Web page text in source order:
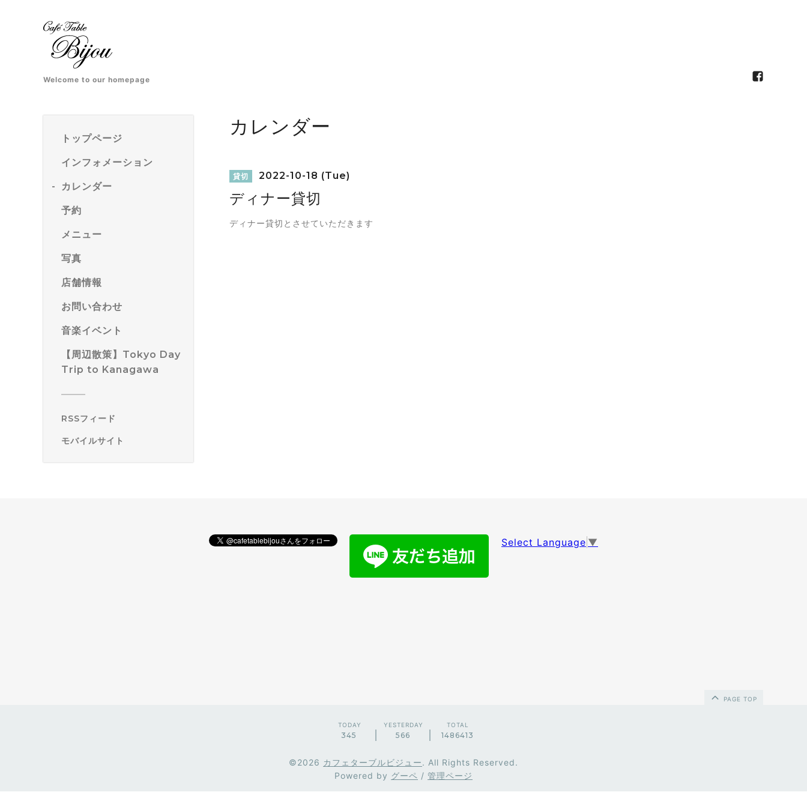
Welcome to our homepage
トップページ
インフォメーション
カレンダー
予約
メニュー
写真
店舗情報
お問い合わせ
音楽イベント
【周辺散策】Tokyo Day
Trip to Kanagawa
RSSフィード
モバイルサイト
カレンダー
貸切 2022-10-18 (Tue)
ディナー貸切
ディナー貸切とさせていただきます
Select Language ▼
PAGE TOP
TODAY
345
YESTERDAY
566
TOTAL
1486413
©2026 カフェターブルビジュー. All Rights Reserved.
Powered by グーペ / 管理ページ